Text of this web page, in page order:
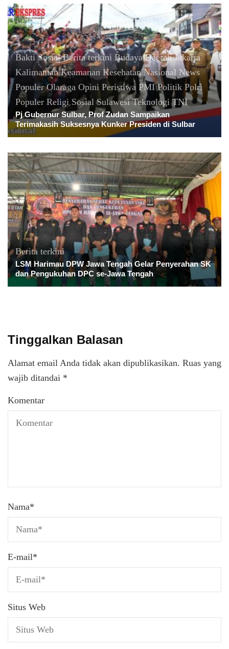
Bakti Sosial Berita terkini Budaya Daerah Jakarta
Kalimantan Keamanan Kesehatan Nasional News
Populer Olaraga Opini Peristiwa PMI Politik Polri
Populer Religi Sosial Sulawesi Teknologi TNI
Pj Gubernur Sulbar, Prof Zudan Sampaikan
Terimakasih Suksesnya Kunker Presiden di Sulbar
Berita terkini
LSM Harimau DPW Jawa Tengah Gelar Penyerahan SK
dan Pengukuhan DPC se-Jawa Tengah
Tinggalkan Balasan
Alamat email Anda tidak akan dipublikasikan. Ruas yang
wajib ditandai *
Komentar
Nama*
E-mail*
Situs Web